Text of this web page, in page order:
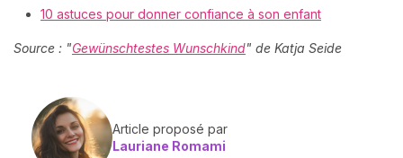
10 astuces pour donner confiance à son enfant
Source : "Gewünschtestes Wunschkind" de Katja Seide
Article proposé par
Lauriane Romami